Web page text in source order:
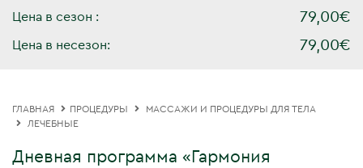
Цена в сезон : 79,00€
Цена в несезон: 79,00€
ГЛАВНАЯ ПРОЦЕДУРЫ
МАССАЖИ И ПРОЦЕДУРЫ ДЛЯ ТЕЛА
ЛЕЧЕБНЫЕ
Дневная программа «Гармония